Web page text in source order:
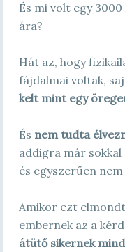
És mi volt egy
ára?
Hát az, hogy
fájdalmai voltak,
kelt mint egy
És nem tudta
addigra már sokkal
és egyszerűen
Amikor ezt
embernek az a
átütő sikernek